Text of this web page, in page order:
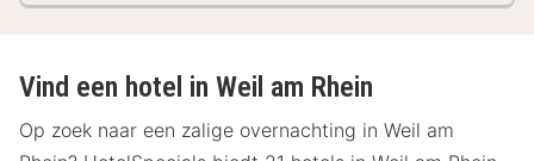
Vind een hotel in Weil am Rhein
Op zoek naar een zalige overnachting in Weil am